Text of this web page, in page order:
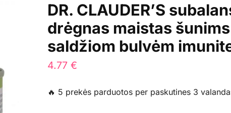
DR. CLAUDER’S
drėgnas maistas
saldžiom bulvėm
4.77 €
🔥 5 prekės parduotos per paskutines 3